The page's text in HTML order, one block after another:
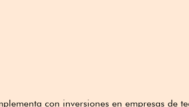
con inversiones en empresas de